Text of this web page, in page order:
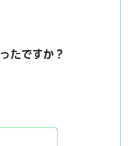
たですか？